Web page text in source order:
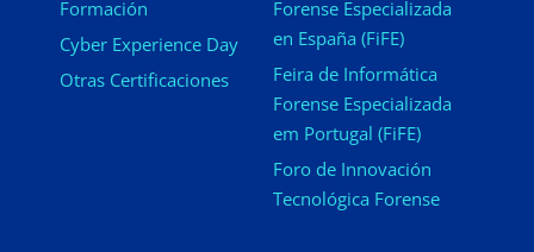
Formación
Cyber Experience Day
Otras Certificaciones
Forense Especializada
en España (FiFE)
Feira de Informática
Forense Especializada
em Portugal (FiFE)
Foro de Innovación
Tecnológica Forense